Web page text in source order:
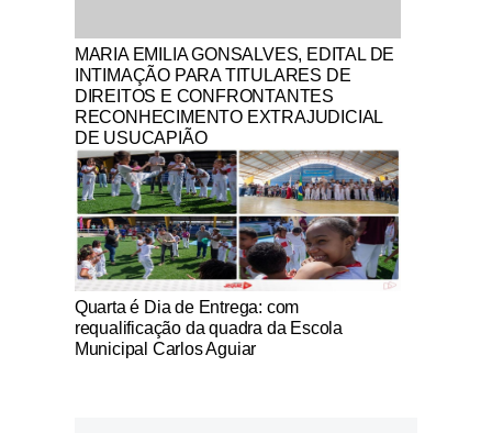
Notícias Católicas
MARIA EMILIA GONSALVES, EDITAL DE
INTIMAÇÃO PARA TITULARES DE
DIREITOS E CONFRONTANTES
RECONHECIMENTO EXTRAJUDICIAL
DE USUCAPIÃO
Notícias Católicas
Quarta é Dia de Entrega: com
requalificação da quadra da Escola
Municipal Carlos Aguiar